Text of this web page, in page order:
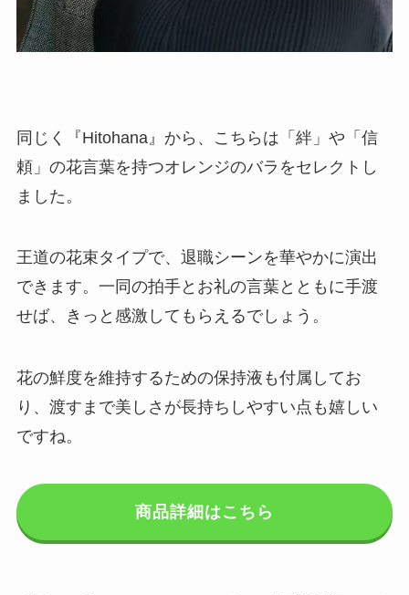
同じく『Hitohana』から、こちらは 「絆」や「信
頼」の花言葉を持つオレンジのバラ をセレクトし
ました。
王道の花束タイプで、退職シーンを華やかに演出
できます。一同の拍手とお礼の言葉とともに手渡
せば、きっと感激してもらえるでしょう。
花の鮮度を維持するための保持液も付属してお
り、渡すまで美しさが長持ちしやすい点も嬉しい
ですね。
商品詳細はこちら